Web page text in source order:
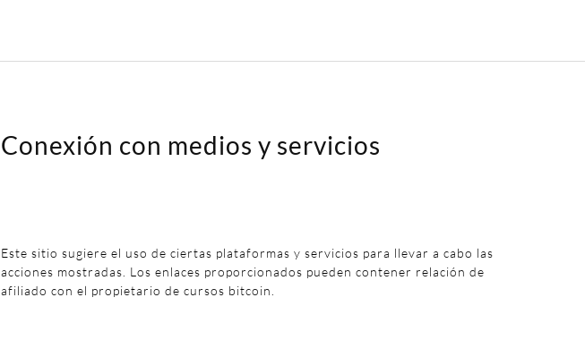
Conexión con medios y servicios
Este sitio sugiere el uso de ciertas plataformas y servicios para llevar a cabo las
acciones mostradas. Los enlaces proporcionados pueden contener relación de
afiliado con el propietario de cursos bitcoin.